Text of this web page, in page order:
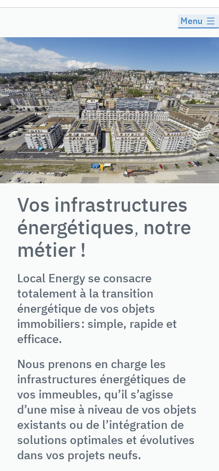
Energy
Menu
Vos infrastructures
énergétiques, notre
métier !
Local Energy se consacre
totalement à la transition
énergétique de vos objets
immobiliers : simple, rapide et
efficace.
Nous prenons en charge les
infrastructures énergétiques de
vos immeubles, qu’il s’agisse
d’une mise à niveau de vos objets
existants ou de l’intégration de
solutions optimales et évolutives
dans vos projets neufs.